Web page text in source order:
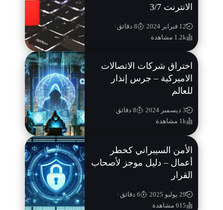
الانترنت 3/7
12 فبراير 2024
8 دقائق
1.2k مشاهدة
اختراق شركات الاتصالات
الاميركية – جرس إنذار
للعالم
3 ديسمبر 2024
8 دقائق
1k مشاهدة
الأمن السيبراني كخطر
أعمال – دليل موجز لأصحاب
القرار
29 يوليو 2025
6 دقائق
615 مشاهدة